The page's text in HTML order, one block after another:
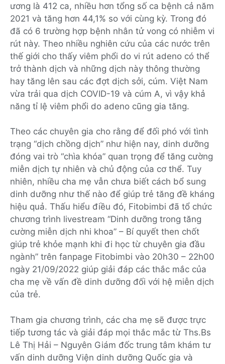
ương là 412 ca, nhiều hơn tổng số ca bệnh cả năm
2021 và tăng hơn 44,1% so với cùng kỳ. Trong đó
đã có 6 trường hợp bệnh nhân tử vong có nhiễm vi
rút này. Theo nhiều nghiên cứu của các nước trên
thế giới cho thấy viêm phổi do vi rút adeno có thể
trở thành dịch và những dịch này thông thường
hay tăng lên sau các đợt dịch sởi, cúm. Việt Nam
vừa trải qua dịch COVID-19 và cúm A, vì vậy khả
năng tỉ lệ viêm phổi do adeno cũng gia tăng.
Theo các chuyên gia cho rằng để đối phó với tình
trạng “dịch chồng dịch” như hiện nay, dinh dưỡng
đóng vai trò “chìa khóa” quan trọng để tăng cường
miễn dịch tự nhiên và chủ động của cơ thể. Tuy
nhiên, nhiều cha mẹ vẫn chưa biết cách bổ sung
dinh dưỡng như thế nào để giúp trẻ tăng đề kháng
hiệu quả. Thấu hiểu điều đó, Fitobimbi đã tổ chức
chương trình livestream “Dinh dưỡng trong tăng
cường miễn dịch nhi khoa” – Bí quyết then chốt
giúp trẻ khỏe mạnh khi đi học từ chuyên gia đầu
ngành” trên fanpage Fitobimbi vào 20h30 – 22h00
ngày 21/09/2022 giúp giải đáp các thắc mắc của
cha mẹ về vấn đề dinh dưỡng đối với hệ miễn dịch
của trẻ.
Tham gia chương trình, các cha mẹ sẽ được trực
tiếp tương tác và giải đáp mọi thắc mắc từ Ths.Bs
Lê Thị Hải – Nguyên Giám đốc trung tâm khám tư
vấn dinh dưỡng Viện dinh dưỡng Quốc gia và